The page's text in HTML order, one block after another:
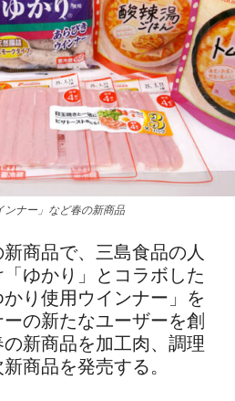
ンナー」など春の新商品
商品で、三島食品の人
ゆかり」とコラボした
かり使用ウインナー」を
の新たなユーザーを創
新商品を加工肉、調理
商品を発売する。